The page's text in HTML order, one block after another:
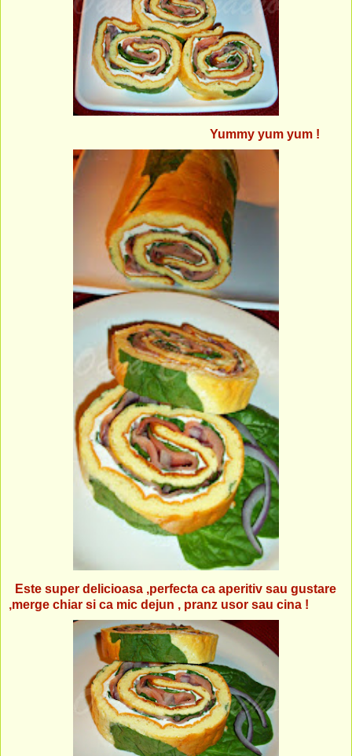
Yummy yum yum !
Este super delicioasa ,perfecta ca aperitiv sau gustare
,merge chiar si ca mic dejun , pranz usor sau cina !